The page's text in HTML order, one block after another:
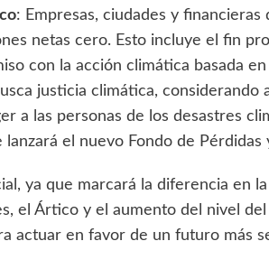
: Empresas, ciudades y
netas cero. Esto incluye el fin
con la acción climática basada en
justicia climática, considerando
a las personas de los desastres
el nuevo Fondo de Pérdidas
ya que marcará la diferencia en
el Ártico y el aumento del nivel del
actuar en favor de un futuro más